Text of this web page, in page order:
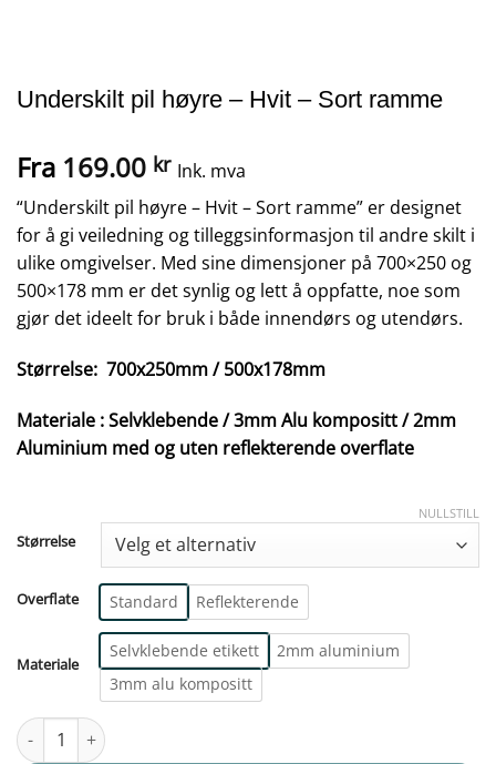
Underskilt pil høyre – Hvit – Sort ramme
Fra 169.00 kr Ink. mva
“Underskilt pil høyre – Hvit – Sort ramme” er designet
for å gi veiledning og tilleggsinformasjon til andre skilt i
ulike omgivelser. Med sine dimensjoner på 700×250 og
500×178 mm er det synlig og lett å oppfatte, noe som
gjør det ideelt for bruk i både innendørs og utendørs.
Størrelse: 700x250mm / 500x178mm
Materiale : Selvklebende / 3mm Alu kompositt / 2mm
Aluminium med og uten reflekterende overflate
Størrelse
Overflate Standard Reflekterende
Materiale
Selvklebende etikett
2mm aluminium
3mm alu kompositt
NULLSTILL
Underskilt pil høyre - Hvit - Sort ramme antall